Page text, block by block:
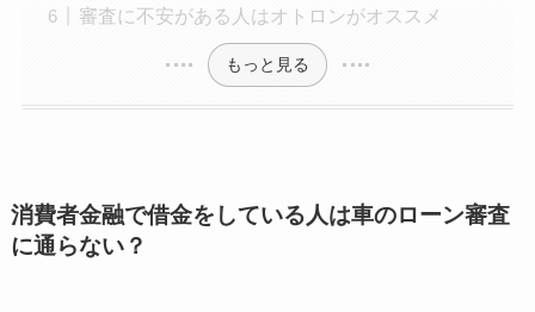
審査に不安がある人はオトロンがオススメ
もっと見る
消費者金融で借金をしている人は車のローン審査
に通らない？